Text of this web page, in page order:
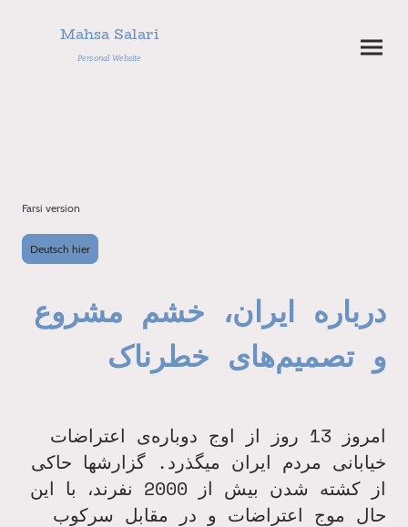
Mahsa Salari
Personal Website
Farsi version
Deutsch hier
درباره ایران، خشم مشروع
و تصمیم‌های خطرناک
امروز 13 روز از اوج دوباره‌ی اعتراضات
خیابانی مردم ایران میگذرد. گزارشها حاکی
از کشته شدن بیش از 2000 نفرند، با این
حال موج اعتراضات و در مقابل سرکوب